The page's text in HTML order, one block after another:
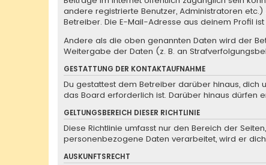
andere registrierte Benutzer, Administratoren
Betreiber. Die E-Mail-Adresse aus deinem Profil
Andere als die oben genannten Daten wird der
Weitergabe der Daten (z. B. an
GESTATTUNG DER KONTAKTAUFNAHME
Du gestattest dem Betreiber darüber hinaus,
das Board erforderlich ist. Darüber hinaus dürfen
GELTUNGSBEREICH DIESER RICHTLINIE
Diese Richtlinie umfasst nur den Bereich der
personenbezogene Daten verarbeitet, wird er
AUSKUNFTSRECHT